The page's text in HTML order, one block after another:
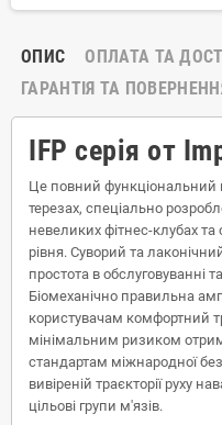
ОПИС
ОПЛАТА ТА
ГАРАНТІЯ ТА
IFP серія от
Це повний функціональний
терезах, спеціально
невеликих фітнес-клубах
рівня. Суворий та
простота в обслуговуванні
Біомеханічно правильна
користувачам комфортний
мінімальним ризиком
стандартам міжнародної
вивіреній траєкторії руху
цільові групи м'язів.